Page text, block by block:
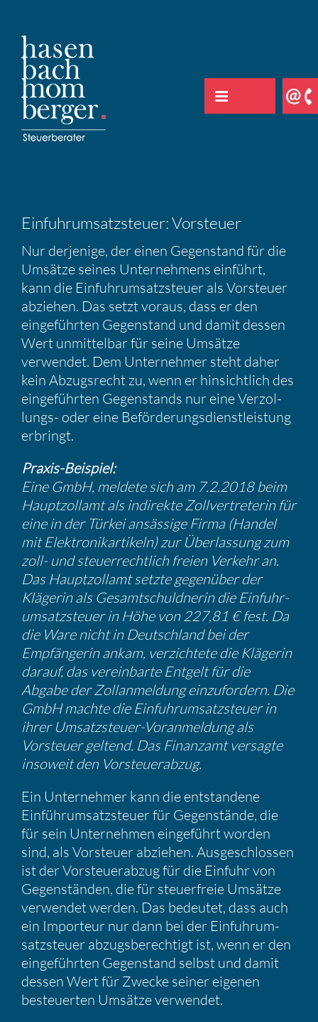
springen
Einfuhr­um­satz­steuer: Vorsteuer
Nur derje­nige, der einen Gegen­stand für die
Umsätze seines Unter­neh­mens einführt,
kann die Einfuhr­um­satz­steuer als Vorsteuer
abziehen. Das setzt voraus, dass er den
einge­führten Gegen­stand und damit dessen
Wert unmit­telbar für seine Umsätze
verwendet. Dem Unter­nehmer steht daher
kein Abzugs­recht zu, wenn er hinsicht­lich des
einge­führten Gegen­stands nur eine Verzol­
lungs- oder eine Beför­de­rungs­dienst­leis­tung
erbringt.
Praxis-Beispiel:
Eine GmbH, meldete sich am 7.2.2018 beim
Haupt­zollamt als indirekte Zollver­tre­terin für
eine in der Türkei ansäs­sige Firma (Handel
mit Elektro­nik­ar­ti­keln) zur Überlas­sung zum
zoll- und steuer­recht­lich freien Verkehr an.
Das Haupt­zollamt setzte gegen­über der
Klägerin als Gesamt­schuld­nerin die Einfuhr­
um­satz­steuer in Höhe von 227,81 € fest. Da
die Ware nicht in Deutsch­land bei der
Empfän­gerin ankam, verzich­tete die Klägerin
darauf, das verein­barte Entgelt für die
Abgabe der Zollan­mel­dung einzu­for­dern. Die
GmbH machte die Einfuhr­um­satz­steuer in
ihrer Umsatz­steuer-Voranmel­dung als
Vorsteuer geltend. Das Finanzamt versagte
insoweit den Vorsteu­er­abzug.
Ein Unter­nehmer kann die entstan­dene
Einführ­um­satz­steuer für Gegen­stände, die
für sein Unter­nehmen einge­führt worden
sind, als Vorsteuer abziehen. Ausge­schlossen
ist der Vorsteu­er­abzug für die Einfuhr von
Gegen­ständen, die für steuer­freie Umsätze
verwendet werden. Das bedeutet, dass auch
ein Impor­teur nur dann bei der Einfuhr­um­
satz­steuer abzugs­be­rech­tigt ist, wenn er den
einge­führten Gegen­stand selbst und damit
dessen Wert für Zwecke seiner eigenen
besteu­erten Umsätze verwendet.